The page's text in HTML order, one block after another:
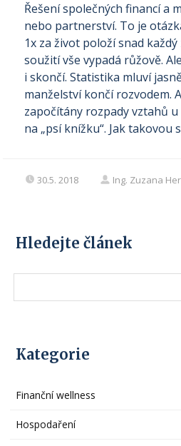
Řešení společných financí a
nebo partnerství. To je
1x za život položí snad každý
soužití vše vypadá růžově.
i skončí. Statistika mluví
manželství končí rozvodem.
započítány rozpady vztahů
na „psí knížku“. Jak takovou
30.5. 2018 Ing. Zuzana
Hledejte článek
Kategorie
Finanční wellness
Hospodaření